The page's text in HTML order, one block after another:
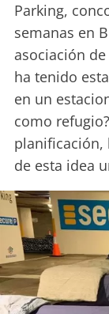
Parking,
semanas en
asociación
ha tenido
en un
como
planificación,
de esta idea